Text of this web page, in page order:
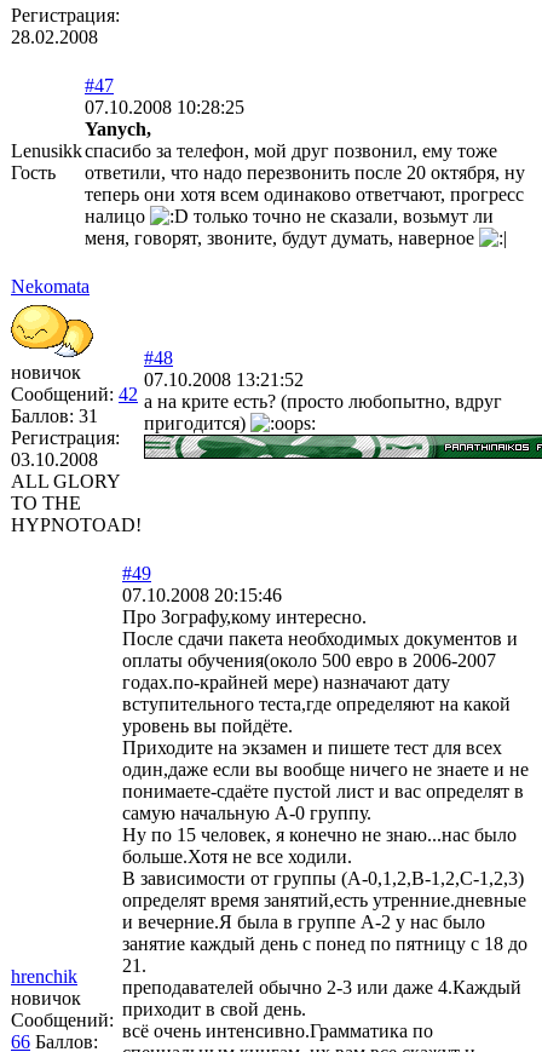
Регистрация:
28.02.2008
Lenusikk
Гость
#47
07.10.2008 10:28:25
Yanych,
спасибо за телефон, мой друг позвонил, ему тоже
ответили, что надо перезвонить после 20 октября, ну
теперь они хотя всем одинаково ответчают, прогресс
налицо
только точно не сказали, возьмут ли
меня, говорят, звоните, будут думать, наверное
Nekomata
новичок
Сообщений: 42
Баллов: 31
Регистрация:
03.10.2008
ALL GLORY
TO THE
HYPNOTOAD!
#48
07.10.2008 13:21:52
а на крите есть? (просто любопытно, вдруг
пригодится)
hrenchik
новичок
Сообщений:
66 Баллов:
#49
07.10.2008 20:15:46
Про Зографу,кому интересно.
После сдачи пакета необходимых документов и
оплаты обучения(около 500 евро в 2006-2007
годах.по-крайней мере) назначают дату
вступительного теста,где определяют на какой
уровень вы пойдёте.
Приходите на экзамен и пишете тест для всех
один,даже если вы вообще ничего не знаете и не
понимаете-сдаёте пустой лист и вас определят в
самую начальную А-0 группу.
Ну по 15 человек, я конечно не знаю...нас было
больше.Хотя не все ходили.
В зависимости от группы (А-0,1,2,В-1,2,С-1,2,3)
определят время занятий,есть утренние.дневные
и вечерние.Я была в группе А-2 у нас было
занятие каждый день с понед по пятницу с 18 до
21.
преподавателей обычно 2-3 или даже 4.Каждый
приходит в свой день.
всё очень интенсивно.Грамматика по